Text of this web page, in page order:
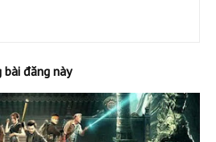
đăng này